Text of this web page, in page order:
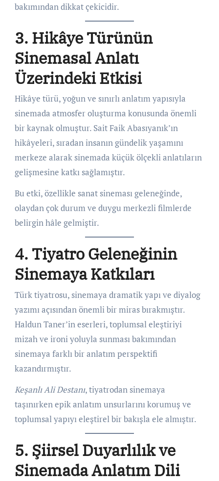
bakımından dikkat çekicidir.
3. Hikâye Türünün
Sinemasal Anlatı
Üzerindeki Etkisi
Hikâye türü, yoğun ve sınırlı anlatım yapısıyla
sinemada atmosfer oluşturma konusunda önemli
bir kaynak olmuştur. Sait Faik Abasıyanık’ın
hikâyeleri, sıradan insanın gündelik yaşamını
merkeze alarak sinemada küçük ölçekli anlatıların
gelişmesine katkı sağlamıştır.
Bu etki, özellikle sanat sineması geleneğinde,
olaydan çok durum ve duygu merkezli filmlerde
belirgin hâle gelmiştir.
4. Tiyatro Geleneğinin
Sinemaya Katkıları
Türk tiyatrosu, sinemaya dramatik yapı ve diyalog
yazımı açısından önemli bir miras bırakmıştır.
Haldun Taner’in eserleri, toplumsal eleştiriyi
mizah ve ironi yoluyla sunması bakımından
sinemaya farklı bir anlatım perspektifi
kazandırmıştır.
Keşanlı Ali Destanı, tiyatrodan sinemaya
taşınırken epik anlatım unsurlarını korumuş ve
toplumsal yapıyı eleştirel bir bakışla ele almıştır.
5. Şiirsel Duyarlılık ve
Sinemada Anlatım Dili